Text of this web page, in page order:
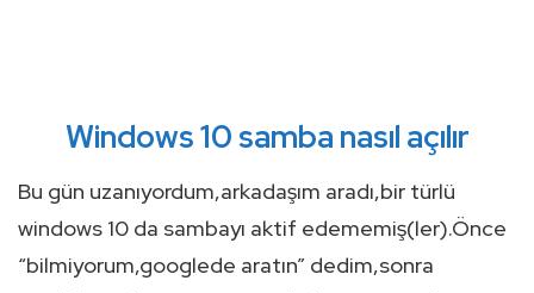
Windows 10 samba nasıl açılır
Bu gün uzanıyordum,arkadaşım aradı,bir türlü
windows 10 da sambayı aktif edememiş(ler).Önce
“bilmiyorum,googlede aratın” dedim,sonra